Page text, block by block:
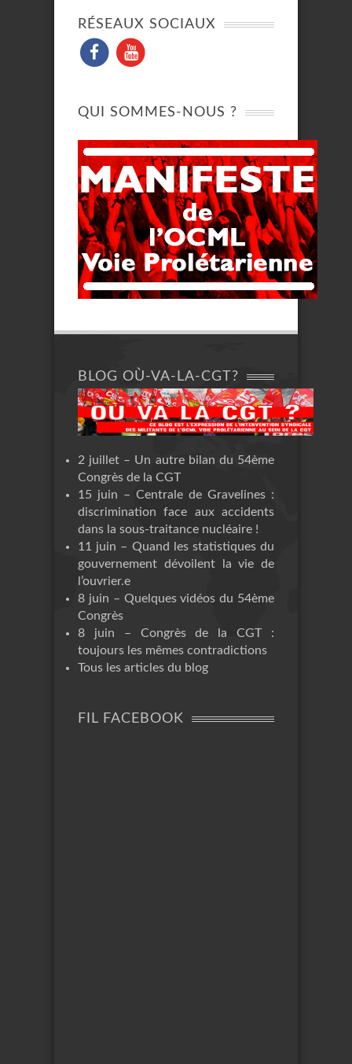
RÉSEAUX SOCIAUX
QUI SOMMES-NOUS ?
BLOG OÙ-VA-LA-CGT?
2 juillet – Un autre bilan du 54ème
Congrès de la CGT
15 juin – Centrale de Gravelines :
discrimination face aux accidents
dans la sous-traitance nucléaire !
11 juin – Quand les statistiques du
gouvernement dévoilent la vie de
l’ouvrier.e
8 juin – Quelques vidéos du 54ème
Congrès
8 juin – Congrès de la CGT :
toujours les mêmes contradictions
Tous les articles du blog
FIL FACEBOOK